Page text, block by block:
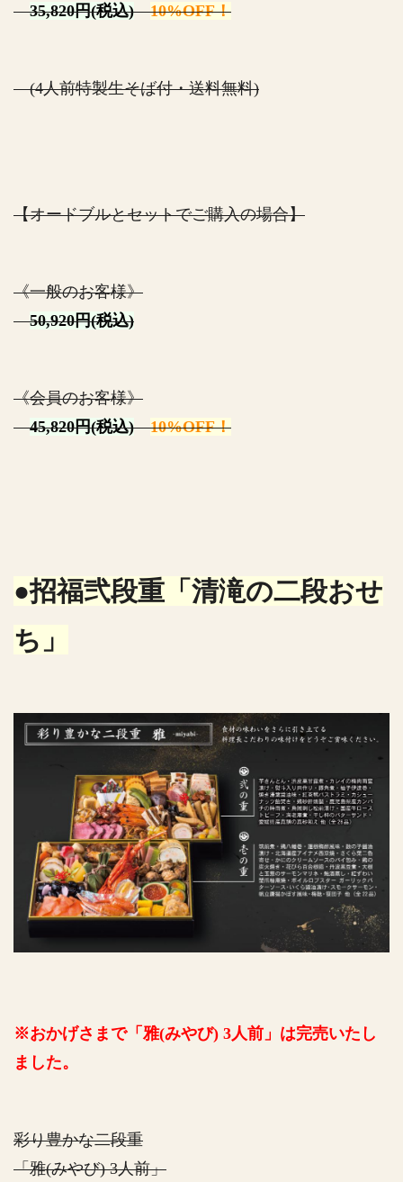
35,820円(税込)
10%OFF！
(4人前特製生そば付・送料無料)
【オードブルとセットでご購入の場合】
《一般のお客様》
50,920円(税込)
《会員のお客様》
45,820円(税込)
10%OFF！
●招福弐段重「清滝の二段おせ
ち」
※おかげさまで「雅(みやび) 3人前」は完売いたし
ました。
彩り豊かな二段重
「雅(みやび) 3人前」